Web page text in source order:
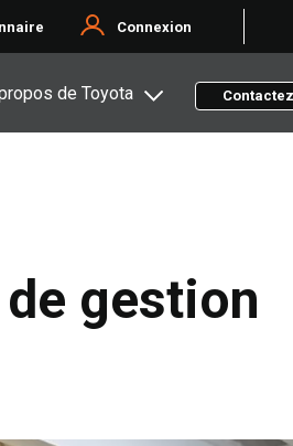
Connexion
de Toyota
gestion